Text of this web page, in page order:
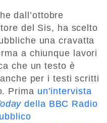
dall’ottobre
del Sis, ha scelto
una cravatta
a chiunque lavori
che un testo è
per i testi scritti
Prima un’intervista
della BBC Radio